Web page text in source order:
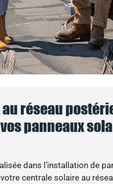
réseau
panneaux
dans l’installation de
centrale solaire au